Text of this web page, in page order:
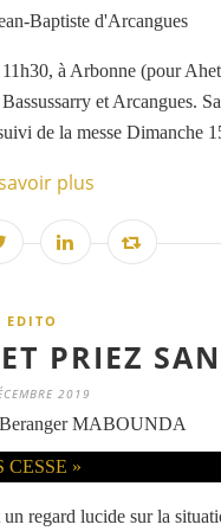
Baptiste d'Arcangues
à Arbonne (pour
et Arcangues.
de la messe Dimanche
plus
EDITO
PRIEZ
2019
MABOUNDA
regard lucide sur la